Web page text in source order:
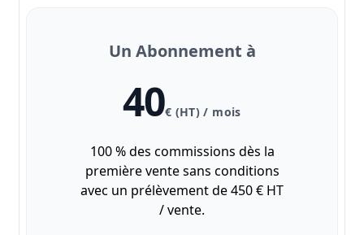
Un Abonnement à
40€ (HT) / mois
100 % des commissions dès la
première vente sans conditions
avec un prélèvement de 450 € HT
/ vente.